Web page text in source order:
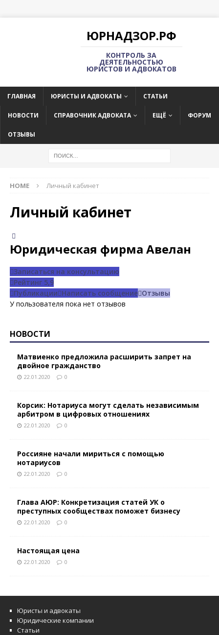
ЮРНАДЗОР.РФ
КОНТРОЛЬ ЗА
ДЕЯТЕЛЬНОСТЬЮ
ЮРИСТОВ И АДВОКАТОВ
ГЛАВНАЯ ЮРИСТЫ И АДВОКАТЫ СТАТЬИ
НОВОСТИ СПРАВОЧНИК АДВОКАТА ЕЩЁ ФОРУМ
ОТЗЫВЫ
HOME Личный кабинет
Личный кабинет
Юридическая фирма Авелан
Записаться на консультацию
Рейтинг 5,9
Публикации Написать сообщение Отзывы
У пользователя пока нет отзывов
НОВОСТИ
Матвиенко предложила расширить запрет на
двойное гражданство
22.01.2020 0
Корсик: Нотариуса могут сделать независимым
арбитром в цифровых отношениях
22.01.2020 0
Россияне начали мириться с помощью
нотариусов
22.01.2020 0
Глава АЮР: Конкретизация статей УК о
преступных сообществах поможет бизнесу
22.01.2020 0
Настоящая цена
22.01.2020 0
Юристы и адвокаты
Юридические компании
Статьи